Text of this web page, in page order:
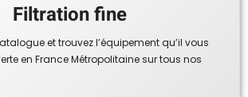
Filtration fine
et trouvez l’équipement qu’il vous
en France Métropolitaine sur tous nos